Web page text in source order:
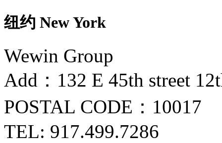
纽约 New York
Wewin Group
Add：132 E 45th street
POSTAL CODE：10017
TEL: 917.499.7286